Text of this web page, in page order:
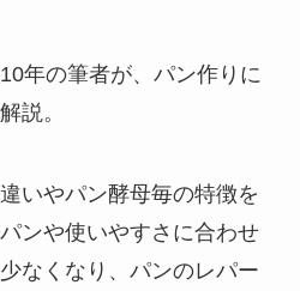
年の筆者が、パン作りに
説。
いやパン酵母毎の特徴を
ンや使いやすさに合わせ
なくなり、パンのレパー